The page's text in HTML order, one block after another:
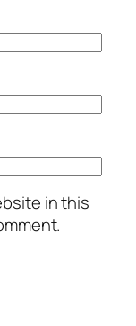
in this